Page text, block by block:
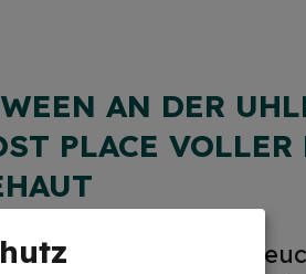
AN DER
PLACE
den Lost Place bei